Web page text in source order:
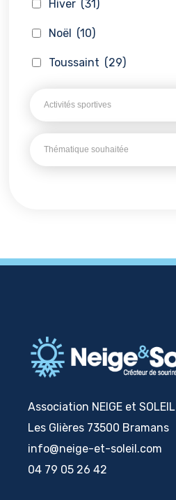
Hiver (31)
Noël (10)
Toussaint (29)
Association NEIGE et SOLEIL
Les Glières 73500 Bramans
info@neige-et-soleil.com
04 79 05 26 42